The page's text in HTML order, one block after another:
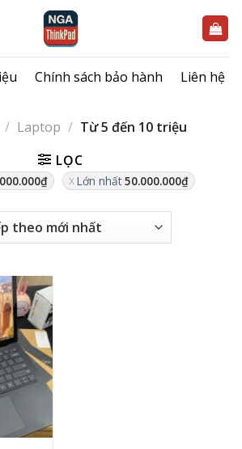
Chính sách bảo hành Liên hệ
/ Laptop / Từ 5 đến 10 triệu
LỌC
₫ Lớn nhất 50.000.000₫